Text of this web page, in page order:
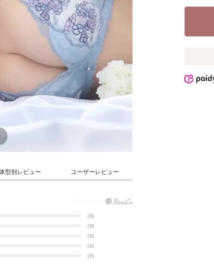
型別レビュー ユーザーレビュー
(0)
(0)
(0)
(0)
(0)